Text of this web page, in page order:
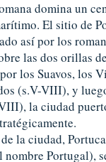
domina un
El sitio de
así por los
las dos orillas
los Suavos, los
(s.V-VIII), y
la ciudad
la ciudad,
nombre Portugal),